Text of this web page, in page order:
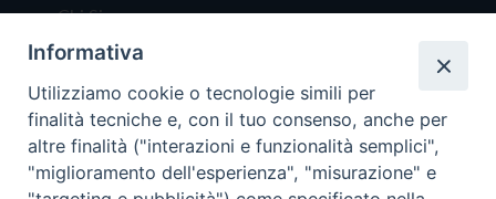
Chi Siamo
Redazione
Scrivici
Informativa
Utilizziamo cookie o tecnologie simili per
finalità tecniche e, con il tuo consenso, anche per
altre finalità ("interazioni e funzionalità semplici",
"miglioramento dell'esperienza", "misurazione" e